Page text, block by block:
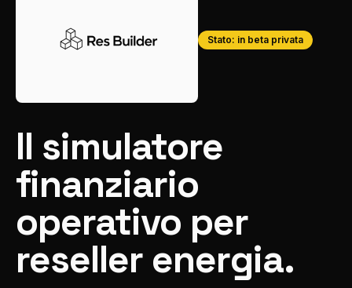
Stato: in beta privata
Il simulatore
finanziario
operativo per
reseller energia.